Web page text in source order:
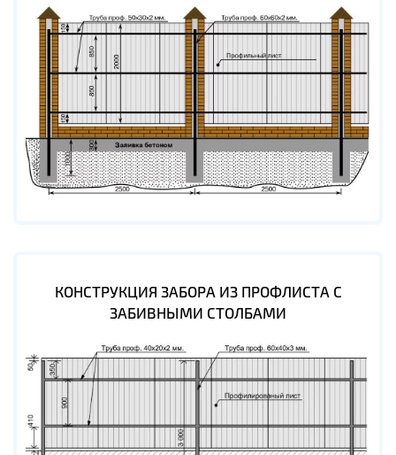
КОНСТРУКЦИЯ ЗАБОРА ИЗ ПРОФЛИСТА С
ЗАБИВНЫМИ СТОЛБАМИ